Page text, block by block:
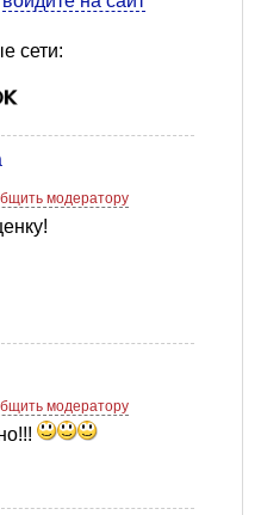
сети:
модератору
модератору